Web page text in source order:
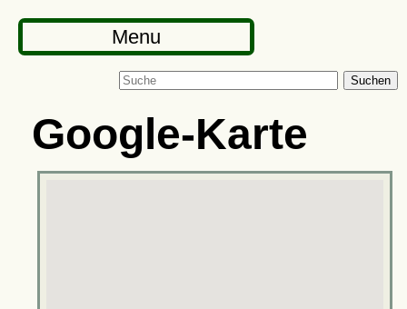
Menu
Suchen
Google-Karte